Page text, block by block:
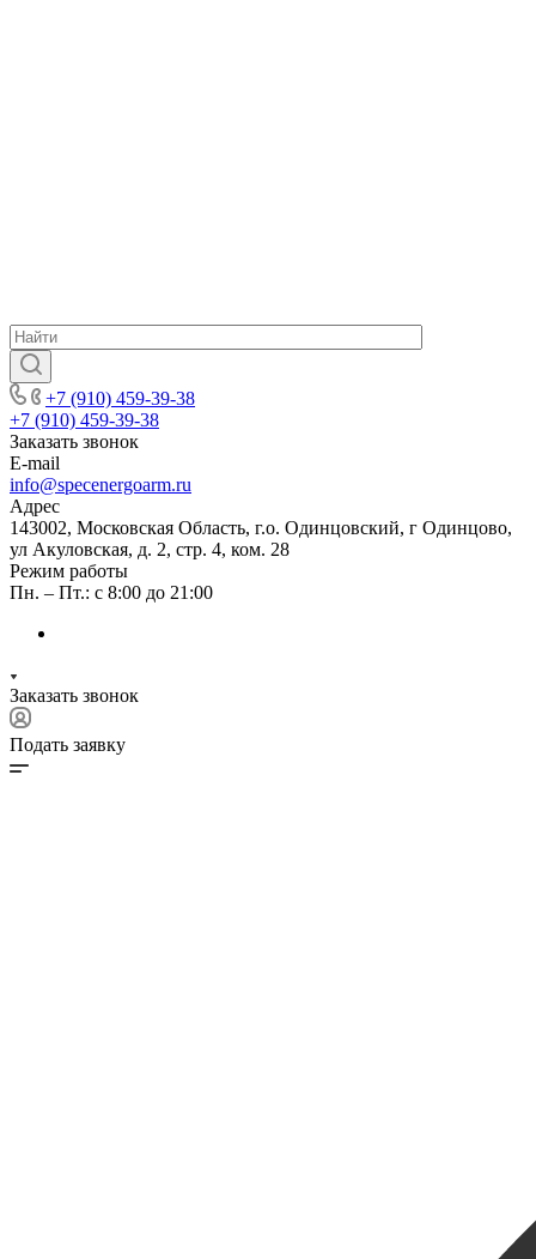
+7 (910) 459-39-38
+7 (910) 459-39-38
Заказать звонок
E-mail
info@specenergoarm.ru
Адрес
143002, Московская Область, г.о. Одинцовский, г Одинцово,
ул Акуловская, д. 2, стр. 4, ком. 28
Режим работы
Пн. – Пт.: с 8:00 до 21:00
Заказать звонок
Подать заявку